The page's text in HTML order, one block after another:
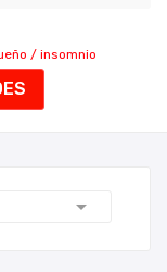
/ insomnio
